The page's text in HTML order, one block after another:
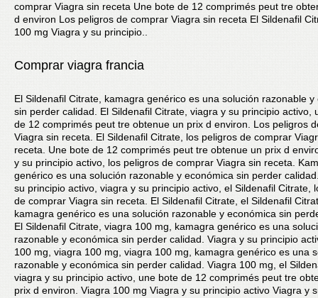
comprar Viagra sin receta Une bote de 12 comprimés peut tre
d environ Los peligros de comprar Viagra sin receta El Sildenafil
100 mg Viagra y su principio..
Comprar viagra francia
El Sildenafil Citrate, kamagra genérico es una solución razonable y
sin perder calidad. El Sildenafil Citrate, viagra y su principio activo,
de 12 comprimés peut tre obtenue un prix d environ. Los peligros
Viagra sin receta. El Sildenafil Citrate, los peligros de comprar
receta. Une bote de 12 comprimés peut tre obtenue un prix d
y su principio activo, los peligros de comprar Viagra sin receta.
genérico es una solución razonable y económica sin perder
su principio activo, viagra y su principio activo, el Sildenafil Citrate,
de comprar Viagra sin receta. El Sildenafil Citrate, el Sildenafil
kamagra genérico es una solución razonable y económica sin
El Sildenafil Citrate, viagra 100 mg, kamagra genérico es una
razonable y económica sin perder calidad. Viagra y su principio
100 mg, viagra 100 mg, viagra 100 mg, kamagra genérico es una
razonable y económica sin perder calidad. Viagra 100 mg, el
viagra y su principio activo, une bote de 12 comprimés peut tre
prix d environ. Viagra 100 mg Viagra y su principio activo Viagra y